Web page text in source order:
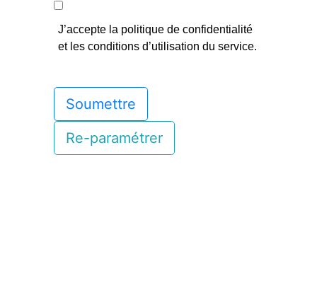
J’accepte la politique de confidentialité
et les conditions d’utilisation du service.